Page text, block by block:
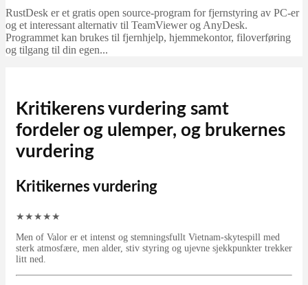
RustDesk er et gratis open source-program for fjernstyring av PC-er
og et interessant alternativ til TeamViewer og AnyDesk.
Programmet kan brukes til fjernhjelp, hjemmekontor, filoverføring
og tilgang til din egen...
Kritikerens vurdering samt
fordeler og ulemper, og brukernes
vurdering
Kritikernes vurdering
★ ★ ★ ★ ★
Men of Valor er et intenst og stemningsfullt Vietnam-skytespill med
sterk atmosfære, men alder, stiv styring og ujevne sjekkpunkter trekker
litt ned.